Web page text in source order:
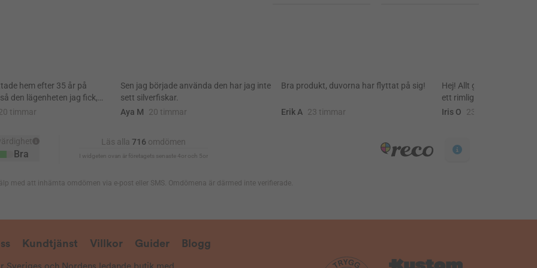
Kundtjänst Villkor Guider Blogg